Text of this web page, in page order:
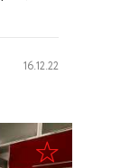
16.12.22